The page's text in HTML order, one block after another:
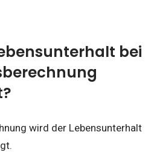
bei
wird der Lebensunterhalt